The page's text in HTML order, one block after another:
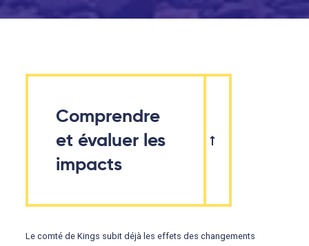
Comprendre
et évaluer les
impacts
Le comté de Kings subit déjà les effets des changements